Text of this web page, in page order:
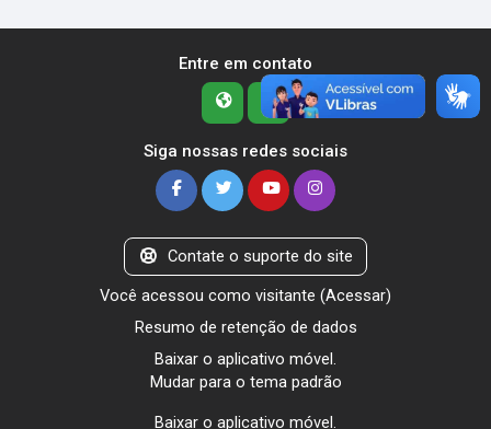
Entre em contato
Siga nossas redes sociais
Contate o suporte do site
Você acessou como visitante (Acessar)
Resumo de retenção de dados
Baixar o aplicativo móvel.
Mudar para o tema padrão
Baixar o aplicativo móvel.